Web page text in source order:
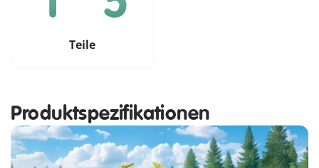
Teile
Produktspezifikationen